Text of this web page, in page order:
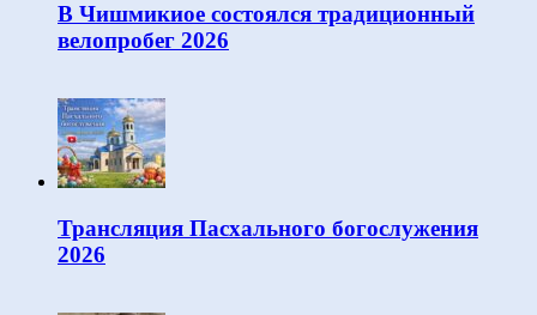
В Чишмикиое состоялся традиционный
велопробег 2026
Трансляция Пасхального богослужения
2026